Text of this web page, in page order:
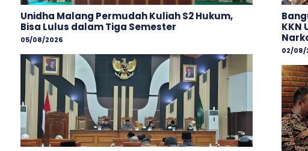
Unidha Malang Permudah Kuliah S2 Hukum,
Bisa Lulus dalam Tiga Semester
05/08/2026
KKN
02/08/